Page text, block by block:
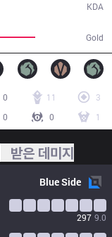
Gold
KDA
0 11
3
0
0 1
받은 데미지
BlueSide
297 9.0